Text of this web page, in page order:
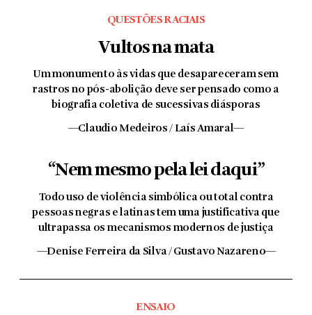
QUESTÕES RACIAIS
Vultos na mata
Um monumento às vidas que desapareceram sem
rastros no pós-abolição deve ser pensado como a
biografia coletiva de sucessivas diásporas
—Claudio Medeiros / Laís Amaral—
“Nem mesmo pela lei daqui”
Todo uso de violência simbólica ou total contra
pessoas negras e latinas tem uma justificativa que
ultrapassa os mecanismos modernos de justiça
—Denise Ferreira da Silva / Gustavo Nazareno—
ENSAIO